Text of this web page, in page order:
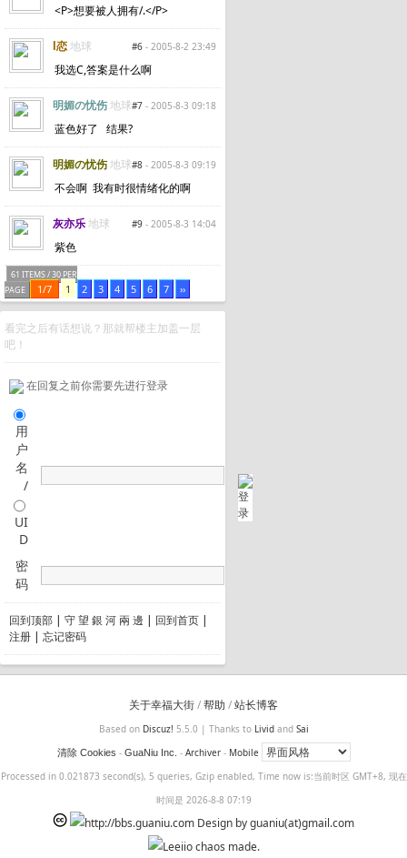
<P>想要被人拥有/.</P>
#6 - 2005-8-2 23:49
l恋地球
我选C,答案是什么啊
#7 - 2005-8-3 09:18
明媚の忧伤地球
蓝色好了 结果?
#8 - 2005-8-3 09:19
明媚の忧伤地球
不会啊 我有时很情绪化的啊
#9 - 2005-8-3 14:04
灰亦乐地球
紫色
61 ITEMS / 30 PER
PAGE
1/7 1 2 3 4 5 6 7 ››
看完之后有话想说？那就帮楼主加盖一层
吧！
在回复之前你需要先进行登录
用
户
名
/
UI
D
密
码
回到顶部 | 守 望 銀 河 兩 邊 | 回到首页 |
注册 | 忘记密码
关于幸福大街/帮助 /站长博客
Based on Discuz! 5.5.0 | Thanks to Lividand Sai
清除 Cookies - GuaNiu Inc. - Archiver- Mobile
Processed in 0.021873 second(s), 5 queries, Gzip enabled, Time now is:当前时区 GMT+8, 现在
时间是 2026-8-8 07:19